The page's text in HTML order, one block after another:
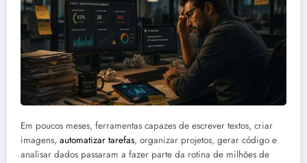
Em poucos meses, ferramentas capazes de escrever textos, criar
imagens, automatizar tarefas, organizar projetos, gerar código e
analisar dados passaram a fazer parte da rotina de milhões de